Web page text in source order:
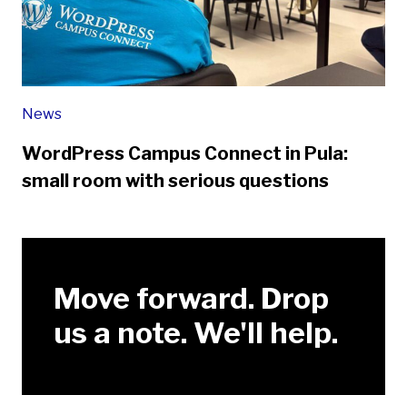
News
WordPress Campus Connect in Pula:
small room with serious questions
Move forward. Drop
us a note. We'll help.